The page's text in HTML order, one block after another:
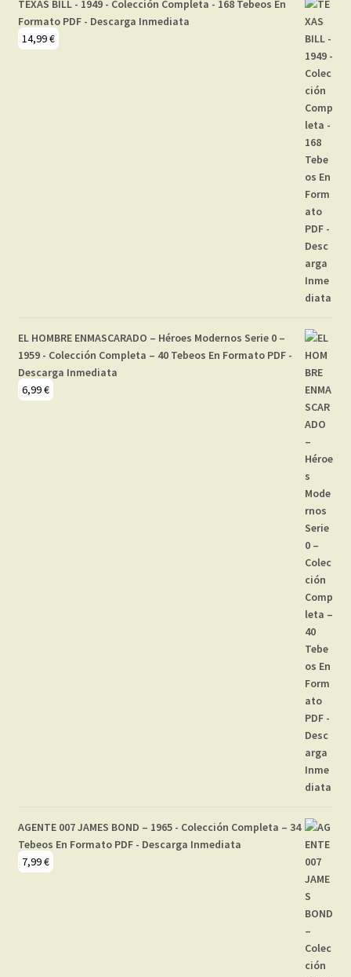
TEXAS BILL - 1949 - Colección Completa - 168 Tebeos En
Formato PDF - Descarga Inmediata
14,99€
EL HOMBRE ENMASCARADO – Héroes Modernos Serie 0 –
1959 - Colección Completa – 40 Tebeos En Formato PDF -
Descarga Inmediata
6,99€
AGENTE 007 JAMES BOND – 1965 - Colección Completa – 34
Tebeos En Formato PDF - Descarga Inmediata
7,99€